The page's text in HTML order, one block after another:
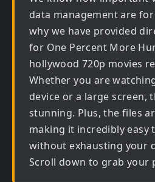
data management are
why we have provided
for One Percent More
hollywood 720p movies
Whether you are
device or a large screen,
stunning. Plus, the files
making it incredibly easy
without exhausting your
Scroll down to grab your